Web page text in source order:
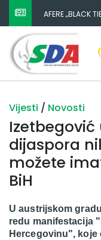
NESTANAK
SLUČAJNI
VLADA FBIH I
Vijesti / Novosti
Izetbegović
dijaspora
možete
BiH
U austrijskom
redu manifestacija
Hercegovinu", koje